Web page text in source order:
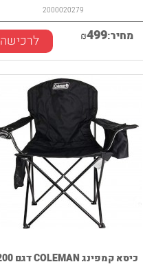
2000020279
מחיר: ₪499 לרכישה
כיסא קמפינג COLEMAN דגם 200...